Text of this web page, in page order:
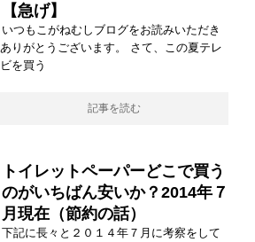
【急げ】
いつもこがねむしブログをお読みいただき
ありがとうございます。 さて、この夏テレ
ビを買う
記事を読む
トイレットペーパーどこで買う
のがいちばん安いか？2014年７
月現在（節約の話）
下記に長々と２０１４年７月に考察をして